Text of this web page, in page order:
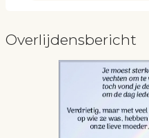
Overlijdensbericht